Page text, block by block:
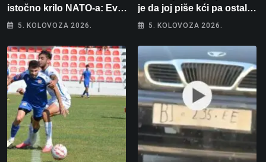
istočno krilo NATO-a: Evo
kamo odlazi 82 hrvatska
5. KOLOVOZA 2026.
je da joj piše kći pa ostala
bez 1000 eura
5. KOLOVOZA 2026.